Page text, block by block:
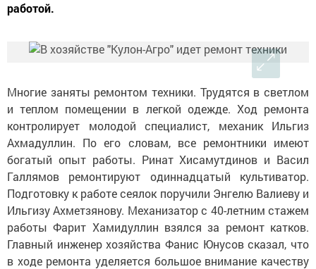
работой.
Многие заняты ремонтом техники. Трудятся в светлом
и теплом помещении в легкой одежде. Ход ремонта
контролирует молодой специалист, механик Ильгиз
Ахмадуллин. По его словам, все ремонтники имеют
богатый опыт работы. Ринат Хисамутдинов и Васил
Галлямов ремонтируют одиннадцатый культиватор.
Подготовку к работе сеялок поручили Энгелю Валиеву и
Ильгизу Ахметзянову. Механизатор с 40-летним стажем
работы Фарит Хамидуллин взялся за ремонт катков.
Главный инженер хозяйства Фанис Юнусов сказал, что
в ходе ремонта уделяется большое внимание качеству